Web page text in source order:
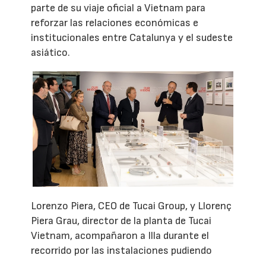
parte de su viaje oficial a Vietnam para
reforzar las relaciones económicas e
institucionales entre Catalunya y el sudeste
asiático.
Lorenzo Piera, CEO de Tucai Group, y Llorenç
Piera Grau, director de la planta de Tucai
Vietnam, acompañaron a Illa durante el
recorrido por las instalaciones pudiendo